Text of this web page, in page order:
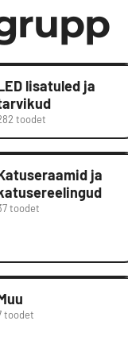
lisatuled ja
toodet
ja
toodet
toodet